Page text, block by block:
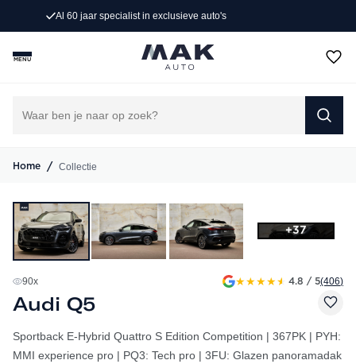
Persoonlijk advies op maat
MENU
Home / Collectie
+37
90x ★★★★★ 4.8 / 5(406)
Audi Q5
Sportback E-Hybrid Quattro S Edition Competition | 367PK | PYH:
MMI experience pro | PQ3: Tech pro | 3FU: Glazen panoramadak